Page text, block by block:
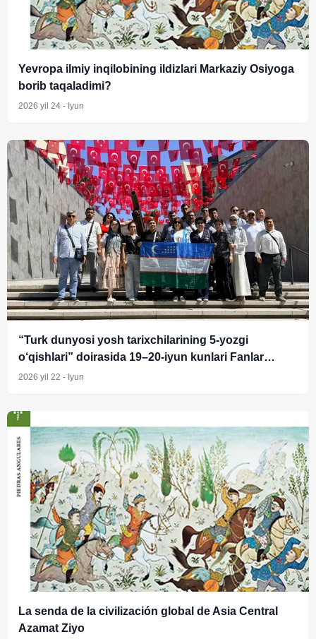
Yevropa ilmiy inqilobining ildizlari Markaziy Osiyoga
borib taqaladimi?
2026 yil 24 - Iyun
“Turk dunyosi yosh tarixchilarining 5-yozgi
o‘qishlari” doirasida 19–20-iyun kunlari Fanlar
akademiyasi Tarix instituti yosh olimlari uchun
2026 yil 22 - Iyun
La senda de la civilización global de Asia Central
Azamat Ziyo